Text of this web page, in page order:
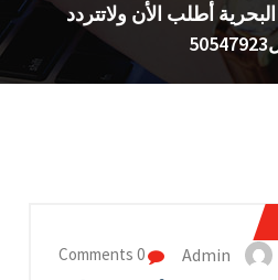
أطلب الأن ولاتتردد
Admin
0 Comments